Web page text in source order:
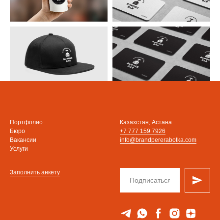
Портфолио
Бюро
Вакансии
Услуги
Казахстан, Астана
+7 777 159 7926
info@brandpererabotka.com
Заполнить анкету